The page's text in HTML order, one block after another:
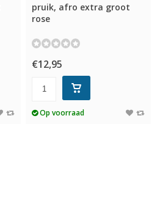
pruik, afro extra groot
rose
€12,95
Op voorraad